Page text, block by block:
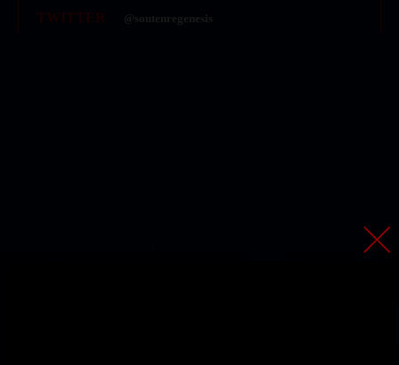
TWITTER @soutenregenesis